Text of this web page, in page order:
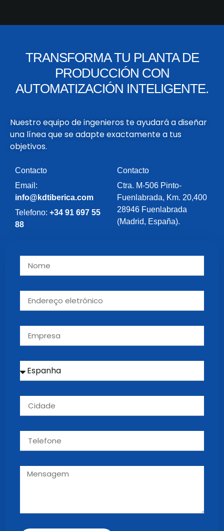
TRANSFORMA TU PLANTA DE
PRODUCCIÓN CON
AUTOMATIZACIÓN INTELIGENTE.
Nuestro equipo de ingenieros te ayudará a diseñar
una línea que se adapte exactamente a tus
objetivos.
Contacto
Email:
info@kdtiberica.com
Telefono: +34 91 697 55
88
Contacto
Ctra. M-506 Pinto-
Fuenlabrada, Km. 20,400
28946 Fuenlabrada
(Madrid, España).